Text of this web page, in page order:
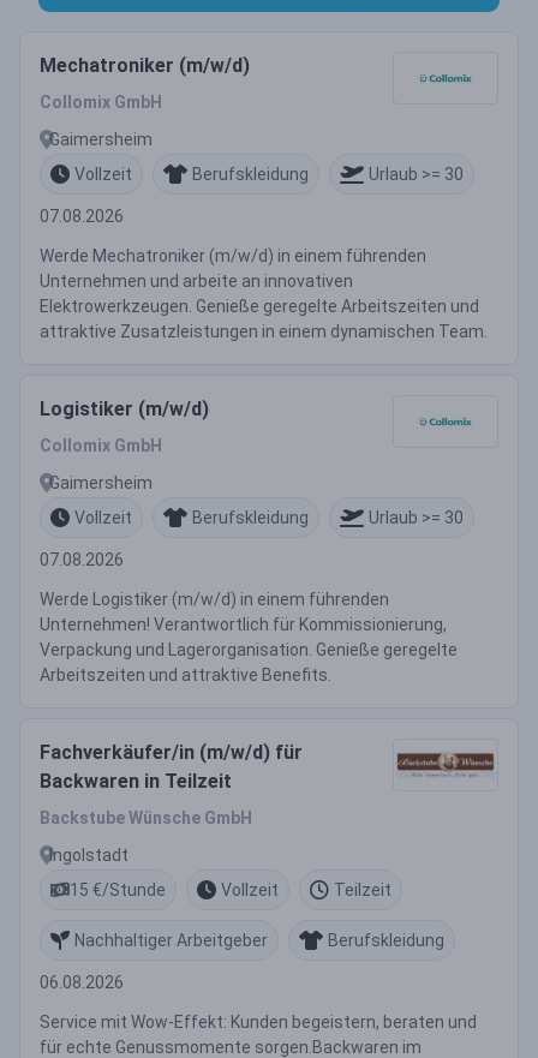
Mechatroniker (m/w/d)
Collomix GmbH
Gaimersheim
Vollzeit
Berufskleidung Urlaub >= 30
07.08.2026
Werde Mechatroniker (m/w/d) in einem führenden
Unternehmen und arbeite an innovativen
Elektrowerkzeugen. Genieße geregelte Arbeitszeiten und
attraktive Zusatzleistungen in einem dynamischen Team.
Logistiker (m/w/d)
Collomix GmbH
Gaimersheim
Vollzeit
Berufskleidung Urlaub >= 30
07.08.2026
Werde Logistiker (m/w/d) in einem führenden
Unternehmen! Verantwortlich für Kommissionierung,
Verpackung und Lagerorganisation. Genieße geregelte
Arbeitszeiten und attraktive Benefits.
Fachverkäufer/in (m/w/d) für
Backwaren in Teilzeit
Backstube Wünsche GmbH
Ingolstadt
15 €/Stunde
Vollzeit Teilzeit
Nachhaltiger Arbeitgeber Berufskleidung
06.08.2026
Service mit Wow-Effekt: Kunden begeistern, beraten und
für echte Genussmomente sorgen.Backwaren im